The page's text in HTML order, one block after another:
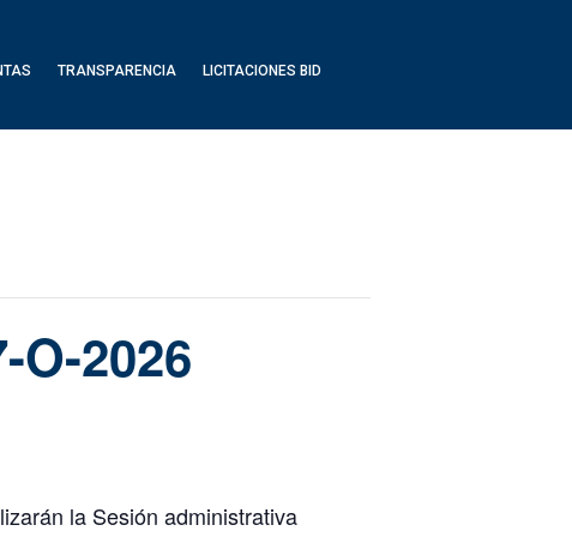
TRANSPARENCIA LICITACIONES BID
2026
la Sesión administrativa